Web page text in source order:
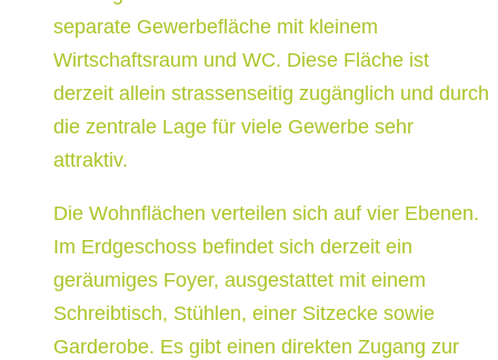
separate Gewerbefläche mit kleinem
Wirtschaftsraum und WC. Diese Fläche ist
derzeit allein strassenseitig zugänglich und durch
die zentrale Lage für viele Gewerbe sehr
attraktiv.
Die Wohnflächen verteilen sich auf vier Ebenen.
Im Erdgeschoss befindet sich derzeit ein
geräumiges Foyer, ausgestattet mit einem
Schreibtisch, Stühlen, einer Sitzecke sowie
Garderobe. Es gibt einen direkten Zugang zur